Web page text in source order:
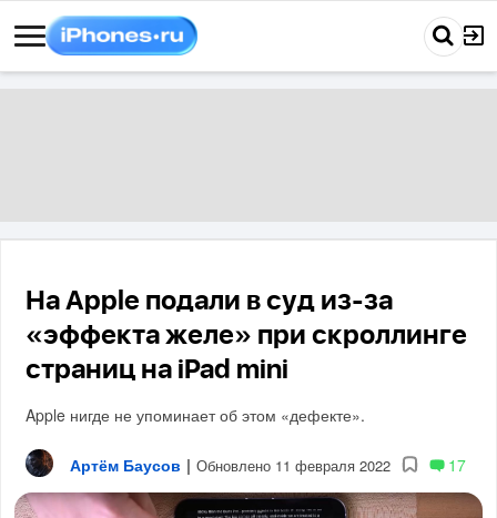
На Apple подали в суд из-за
«эффекта желе» при скроллинге
страниц на iPad mini
Apple нигде не упоминает об этом «дефекте».
Артём Баусов | Обновлено 11 февраля 2022 17